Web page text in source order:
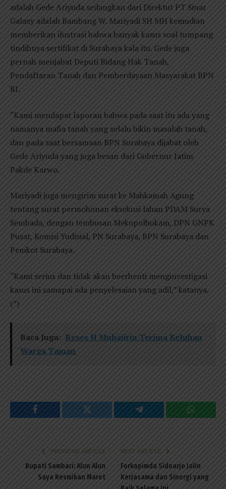
adalah Gede Ariyuda sedangkan dari Direktut PT Sinar
Galaxy adalah Bambang W. Mariyadi SH MH kemudian
memberikan ilustrasi bahwa banyak kasus soal tumpang
tindihnya sertifikat di Surabaya kala itu. Gede juga
pernah menjabat Deputi Bidang Hak Tanah,
Pendaftaran Tanah dan Pemberdayaan Masyarakat BPN
RI.
“Kami mendapat laporan bahwa pada saat itu ada yang
namanya mafia tanah yang selalu bikin masalah tanah,
dan pada saat bersamaan BPN Surabaya dijabat oleh
Gede Ariyuda yang juga besan dari Gubernur Jatim
Pakde Karwo.
Mariyadi juga mengirim surat ke Mahkamah Agung
tentang surat permohonan eksekusi lahan PDAM Surya
Sembada, dengan tembusan Mekopolhukam, DPN GNPK
Pusat, Komisi Yudisial, PN Surabaya, BPN Surabaya dan
Pemkot Surabaya.
“Kami serius dan tidak akan beerhenti menginvestigasi
kasus ini samapai ada penyelesaian yang adil,” katanya.
(*)
Baca Juga: Reses H Muhajirin Terima Keluhan
Warga Taman
Facebook Twitter Telegram
PREVIOUS ARTICLE
Bupati Sambari: Alun Alun
Saya Resmikan Maret
NEXT ARTICLE
Forkopimda Sidoarjo Jalin
Kerjasama dan Sinergi yang